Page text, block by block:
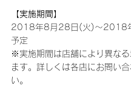
【実施期間】
2018年8月28日(火)～2018
予定
※実施期間は店舗により異なる
ます。詳しくは各店にお問い
い。